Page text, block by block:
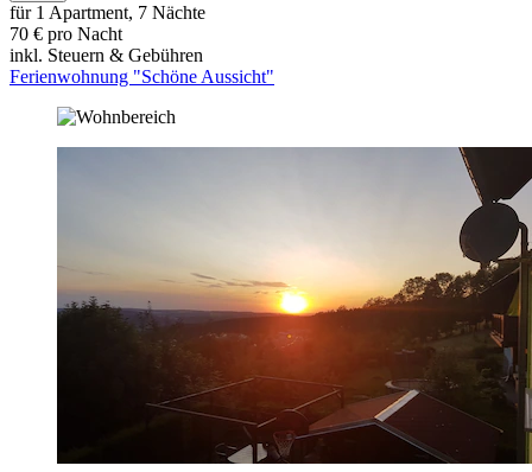
für 1 Apartment, 7 Nächte
70 € pro Nacht
inkl. Steuern & Gebühren
Ferienwohnung "Schöne Aussicht"